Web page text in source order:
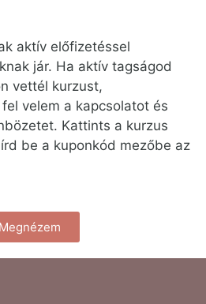
aktív előfizetéssel
jár. Ha aktív tagságod
vettél kurzust,
velem a kapcsolatot és
Kattints a kurzus
be a kuponkód mezőbe az
Megnézem